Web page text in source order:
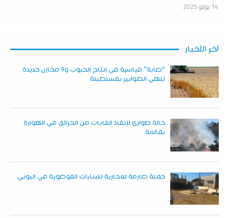
14 يوليو 2025
آخر الأخبار
“صابة” قياسية في إنتاج الحبوب و9 مخازن جديدة
تنهي الطوابير بقسنطينة
حالة طوارئ لإنقاذ الغابات من الحرائق في الهوارة
بقالمة
حملة صارمة لمحاربة للبناءات الفوضوية في البوني